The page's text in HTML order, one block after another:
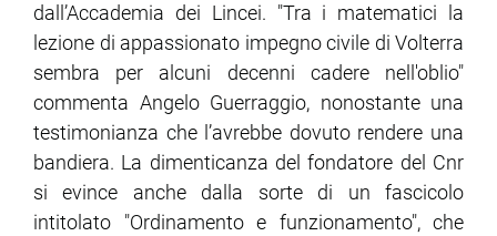
dall’Accademia dei Lincei. "Tra i matematici la
lezione di appassionato impegno civile di Volterra
sembra per alcuni decenni cadere nell'oblio"
commenta Angelo Guerraggio, nonostante una
testimonianza che l’avrebbe dovuto rendere una
bandiera. La dimenticanza del fondatore del Cnr
si evince anche dalla sorte di un fascicolo
intitolato "Ordinamento e funzionamento", che